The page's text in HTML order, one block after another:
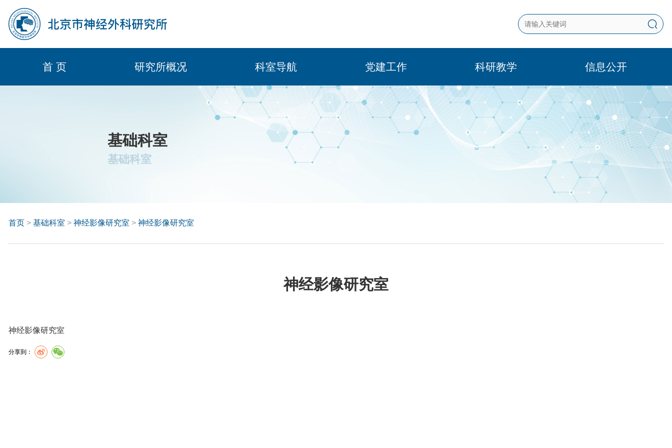
首 页 研究所概况 科室导航 党建工作 科研教学 信息公开
基础科室
基础科室
首页 > 基础科室 > 神经影像研究室 > 神经影像研究室
神经影像研究室
神经影像研究室
分享到：